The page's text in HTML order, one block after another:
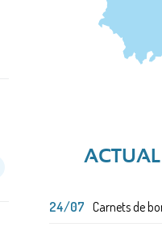
24/07 Carnets de